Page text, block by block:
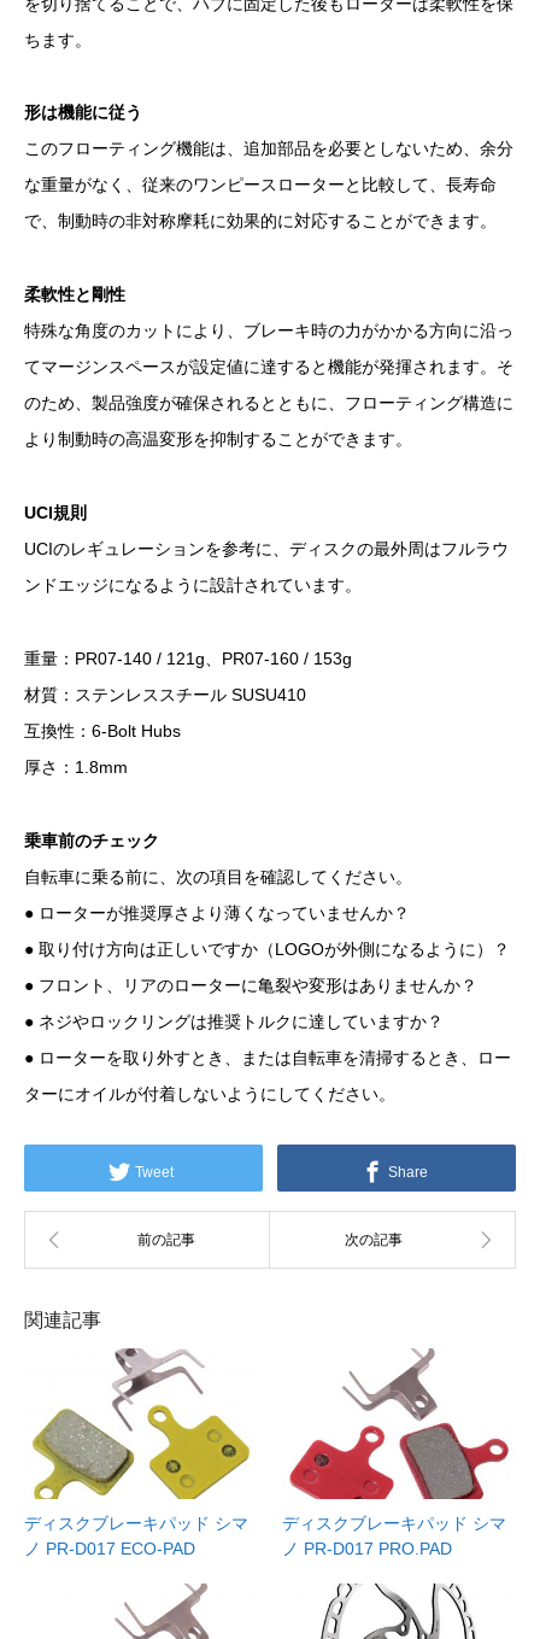
ちます。
形は機能に従う
このフローティング機能は、追加部品を必要としないため、余分
な重量がなく、従来のワンピースローターと比較して、長寿命
で、制動時の非対称摩耗に効果的に対応することができます。
柔軟性と剛性
特殊な角度のカットにより、ブレーキ時の力がかかる方向に沿っ
てマージンスペースが設定値に達すると機能が発揮されます。そ
のため、製品強度が確保されるとともに、フローティング構造に
より制動時の高温変形を抑制することができます。
UCI規則
UCIのレギュレーションを参考に、ディスクの最外周はフルラウ
ンドエッジになるように設計されています。
重量：PR07-140 / 121g、PR07-160 / 153g
材質：ステンレススチール SUSU410
互換性：6-Bolt Hubs
厚さ：1.8mm
乗車前のチェック
自転車に乗る前に、次の項目を確認してください。
● ローターが推奨厚さより薄くなっていませんか？
● 取り付け方向は正しいですか（LOGOが外側になるように）？
● フロント、リアのローターに亀裂や変形はありませんか？
● ネジやロックリングは推奨トルクに達していますか？
● ローターを取り外すとき、または自転車を清掃するとき、ロー
ターにオイルが付着しないようにしてください。
Tweet Share
関連記事
ディスクブレーキパッド シマ
ノ PR-D017 ECO-PAD
ディスクブレーキパッド シマ
ノ PR-D017 PRO.PAD